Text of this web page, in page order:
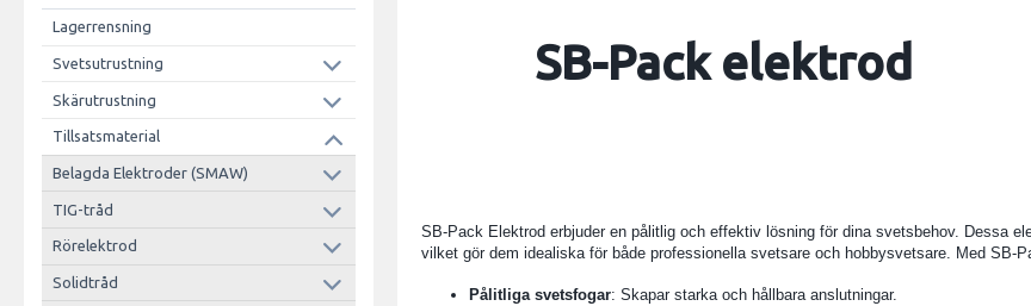
Lagerrensning
Svetsutrustning
Skärutrustning
Tillsatsmaterial
Belagda Elektroder (SMAW)
TIG-tråd
Rörelektrod
Solidtråd
SB-Pack elektrod
SB-Pack Elektrod erbjuder en pålitlig och effektiv lösning för dina svetsbehov. Dessa
vilket gör dem idealiska för både professionella svetsare och hobbysvetsare. Med SB-
Pålitliga svetsfogar: Skapar starka och hållbara anslutningar.